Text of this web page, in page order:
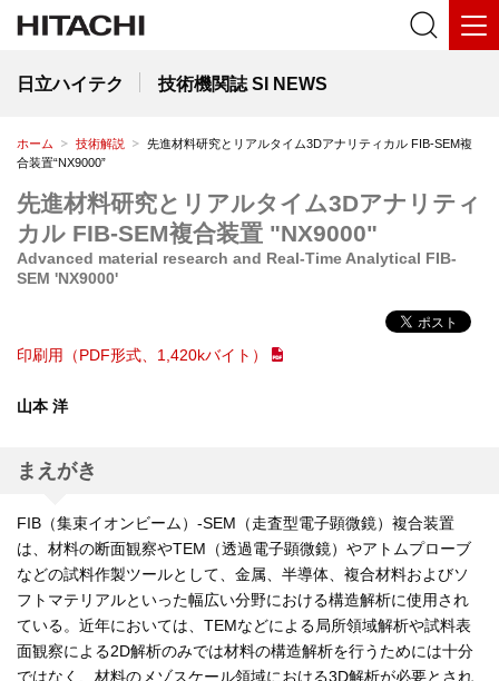
日立ハイテク 技術機関誌 SI NEWS
ホーム 技術解説
先進材料研究とリアルタイム3Dアナリティカル FIB-SEM複
合装置“NX9000”
先進材料研究とリアルタイム3Dアナリティ
カル FIB-SEM複合装置 "NX9000"
Advanced material research and Real-Time Analytical FIB-
SEM 'NX9000'
印刷用（PDF形式、1,420kバイト）
山本 洋
まえがき
FIB（集束イオンビーム）-SEM（走査型電子顕微鏡）複合装置
は、材料の断面観察やTEM（透過電子顕微鏡）やアトムプローブ
などの試料作製ツールとして、金属、半導体、複合材料およびソ
フトマテリアルといった幅広い分野における構造解析に使用され
ている。近年においては、TEMなどによる局所領域解析や試料表
面観察による2D解析のみでは材料の構造解析を行うためには十分
ではなく、材料のメゾスケール領域における3D解析が必要とされ